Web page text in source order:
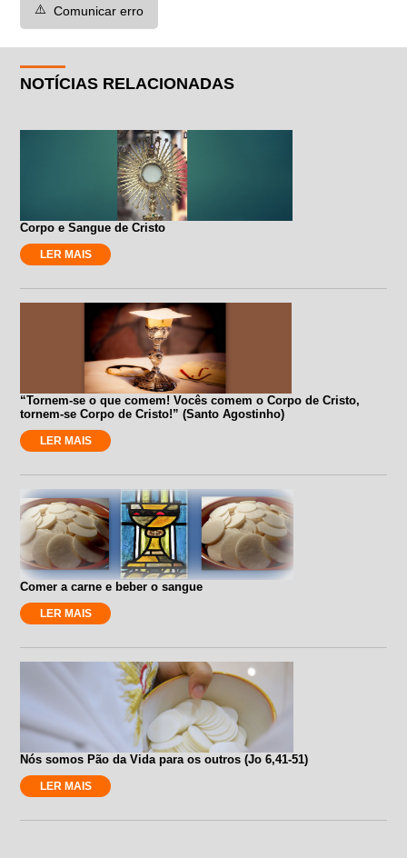
⚠️ Comunicar erro
NOTÍCIAS RELACIONADAS
Corpo e Sangue de Cristo
LER MAIS
“Tornem-se o que comem! Vocês comem o Corpo de Cristo,
tornem-se Corpo de Cristo!” (Santo Agostinho)
LER MAIS
Comer a carne e beber o sangue
LER MAIS
Nós somos Pão da Vida para os outros (Jo 6,41-51)
LER MAIS